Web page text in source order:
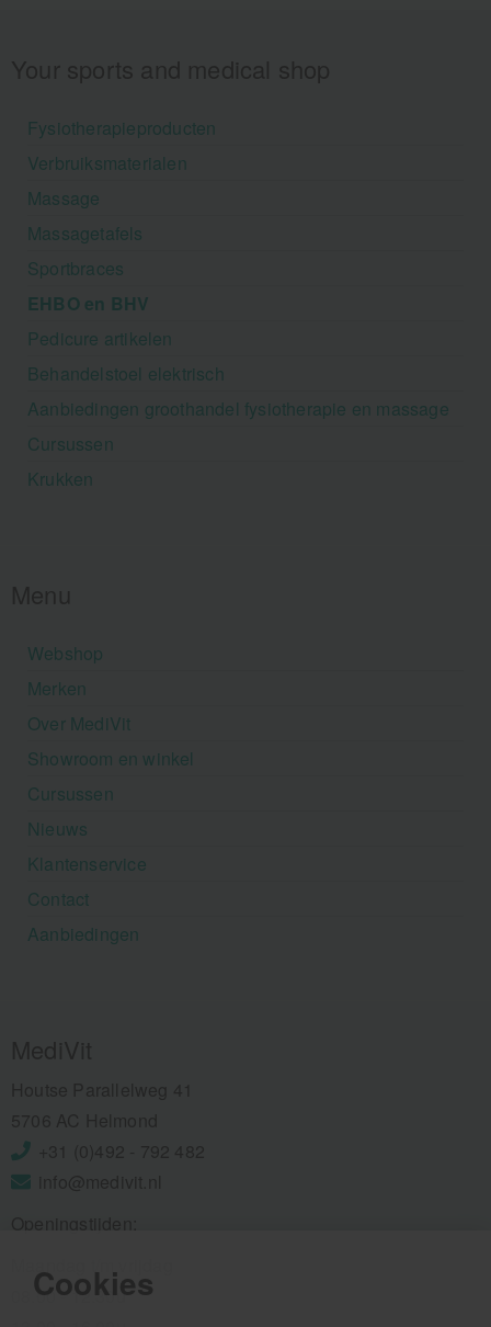
Cookies
Fysiotherapieproducten
Verbruiksmaterialen
Massage
Massagetafels
Sportbraces
EHBO en BHV
Pedicure artikelen
Behandelstoel elektrisch
Aanbiedingen groothandel fysiotherapie en massage
Cursussen
Krukken
Webshop
Merken
Over MediVit
Showroom en winkel
Cursussen
Nieuws
Klantenservice
Contact
Aanbiedingen
08.00 - 12.30u